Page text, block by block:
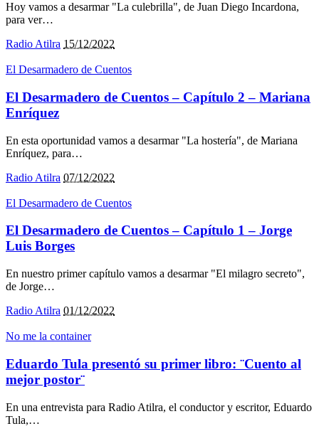
Hoy vamos a desarmar "La culebrilla", de Juan Diego Incardona,
para ver…
Radio Atilra 15/12/2022
El Desarmadero de Cuentos
El Desarmadero de Cuentos – Capítulo 2 – Mariana
Enríquez
En esta oportunidad vamos a desarmar "La hostería", de Mariana
Enríquez, para…
Radio Atilra 07/12/2022
El Desarmadero de Cuentos
El Desarmadero de Cuentos – Capítulo 1 – Jorge
Luis Borges
En nuestro primer capítulo vamos a desarmar "El milagro secreto",
de Jorge…
Radio Atilra 01/12/2022
No me la container
Eduardo Tula presentó su primer libro: ¨Cuento al
mejor postor¨
En una entrevista para Radio Atilra, el conductor y escritor, Eduardo
Tula,…